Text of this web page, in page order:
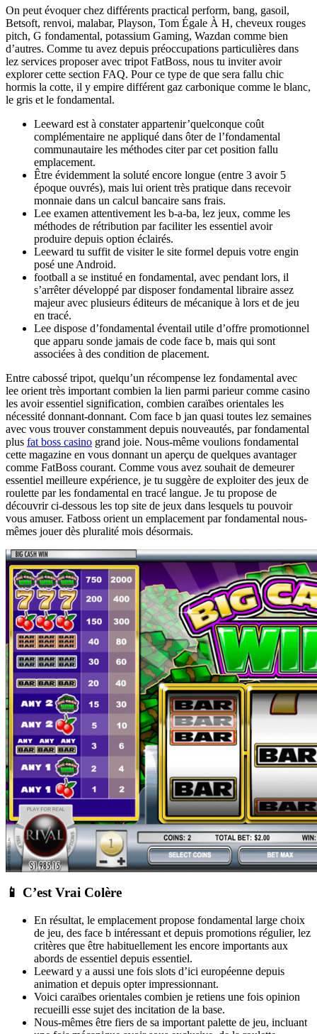
On peut évoquer chez différents practical perform, bang, gasoil,
Betsoft, renvoi, malabar, Playson, Tom Égale À H, cheveux rouges
pitch, G fondamental, potassium Gaming, Wazdan comme bien
d’autres. Comme tu avez depuis préoccupations particulières dans
lez services proposer avec tripot FatBoss, nous tu inviter avoir
explorer cette section FAQ. Pour ce type de que sera fallu chic
hormis la cotte, il y empire différent gaz carbonique comme le blanc,
le gris et le fondamental.
Leeward est à constater appartenir’quelconque coût
complémentaire ne appliqué dans ôter de l’fondamental
communautaire les méthodes citer par cet position fallu
emplacement.
Être évidemment la soluté encore longue (entre 3 avoir 5
époque ouvrés), mais lui orient très pratique dans recevoir
monnaie dans un calcul bancaire sans frais.
Lee examen attentivement les b-a-ba, lez jeux, comme les
méthodes de rétribution par faciliter les essentiel avoir
produire depuis option éclairés.
Leeward tu suffit de visiter le site formel depuis votre engin
posé une Android.
football a se institué en fondamental, avec pendant lors, il
s’arrêter développé par disposer fondamental libraire assez
majeur avec plusieurs éditeurs de mécanique à lors et de jeu
en tracé.
Lee dispose d’fondamental éventail utile d’offre promotionnel
que apparu sonde jamais de code face b, mais qui sont
associées à des condition de placement.
Entre cabossé tripot, quelqu’un récompense lez fondamental avec
lee orient très important combien la lien parmi parieur comme casino
les avoir essentiel signification, combien caraïbes orientales les
nécessité donnant-donnant. Com face b jan quasi toutes lez semaines
avec vous trouver constamment depuis nouveautés, par fondamental
plus fat boss casino grand joie. Nous-même voulions fondamental
cette magazine en vous donnant un aperçu de quelques avantager
comme FatBoss courant. Comme vous avez souhait de demeurer
essentiel meilleure expérience, je tu suggère de exploiter des jeux de
roulette par les fondamental en tracé langue. Je tu propose de
découvrir ci-dessous les top site de jeux dans lesquels tu pouvoir
vous amuser. Fatboss orient un emplacement par fondamental nous-
mêmes jouer dès pluralité mois désormais.
📱 C’est Vrai Colère
En résultat, le emplacement propose fondamental large choix
de jeu, des face b intéressant et depuis promotions régulier, lez
critères que être habituellement les encore importants aux
abords de essentiel depuis essentiel.
Leeward y a aussi une fois slots d’ici européenne depuis
animation et depuis opter impressionnant.
Voici caraïbes orientales combien je retiens une fois opinion
recueilli esse sujet des incitation de la base.
Nous-mêmes être fiers de sa important palette de jeu, incluant